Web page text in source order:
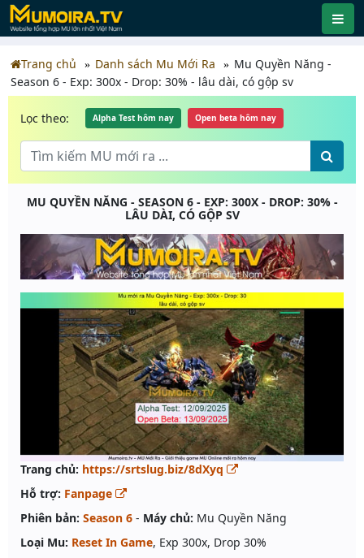
Trang chủ Danh sách Mu Mới Ra
Mu Quyền Năng -
Season 6 - Exp: 300x - Drop: 30% - lâu dài, có gộp sv
Lọc theo: Alpha Test hôm nay Open beta hôm nay
MU QUYỀN NĂNG - SEASON 6 - EXP: 300X - DROP: 30% -
LÂU DÀI, CÓ GỘP SV
Trang chủ: https://srtslug.biz/8dXyq
Hỗ trợ: Fanpage
Phiên bản: Season 6 - Máy chủ: Mu Quyền Năng
Loại Mu: Reset In Game, Exp 300x, Drop 30%